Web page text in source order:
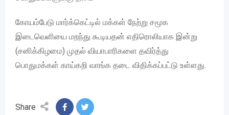
கோயம்பேடு மார்க்கெட்டில் மக்கள் நேற்று சமூக
இடைவெளியை மறந்து கூடியதன் எதிரொலியாக இன்று
(சனிக்கிழமை) முதல் வியாபாரிகளை தவிர்த்து
பொதுமக்கள் காய்கறி வாங்க தடை விதிக்கப்பட்டு உள்ளது.
Share